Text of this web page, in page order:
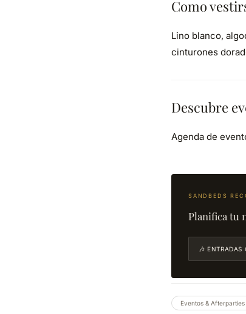
Como
Lino blanco,
cinturones
Descubre
Agenda de
SANDBEDS
Planifica tu
🎶 ENTRADAS
Eventos & Afterparties